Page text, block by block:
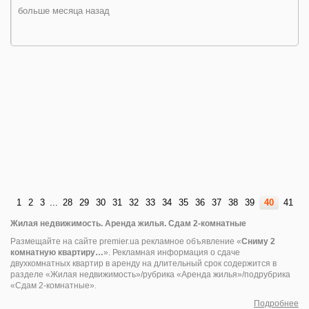
больше месяца назад
1 2 3 ... 28 29 30 31 32 33 34 35 36 37 38 39 40 41
Жилая недвижимость. Аренда жилья. Сдам 2-комнатные
Размещайте на сайте premier.ua рекламное объявление «Сниму 2
комнатную квартиру…». Рекламная информация о сдаче
двухкомнатных квартир в аренду на длительный срок содержится в
разделе «Жилая недвижимость»/рубрика «Аренда жилья»/подрубрика
«Сдам 2-комнатные».
Подробнее